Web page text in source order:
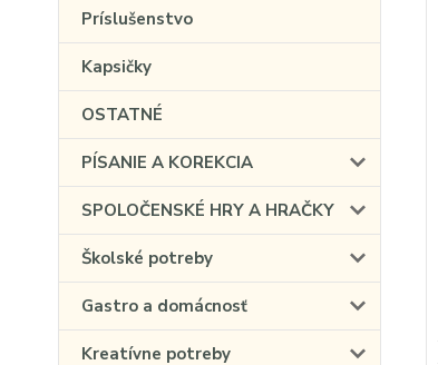
Príslušenstvo
Kapsičky
OSTATNÉ
PÍSANIE A KOREKCIA
SPOLOČENSKÉ HRY A HRAČKY
Školské potreby
Gastro a domácnosť
Kreatívne potreby